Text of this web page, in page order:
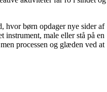
hvor børn opdager nye sider af
instrument, male eller stå på en
processen og glæden ved at